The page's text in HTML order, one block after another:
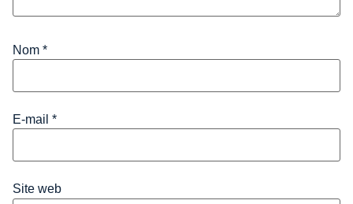
Nom *
E-mail *
Site web